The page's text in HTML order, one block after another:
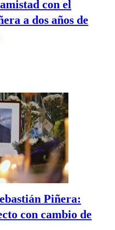
con el
a dos años de
Piñera:
con cambio de